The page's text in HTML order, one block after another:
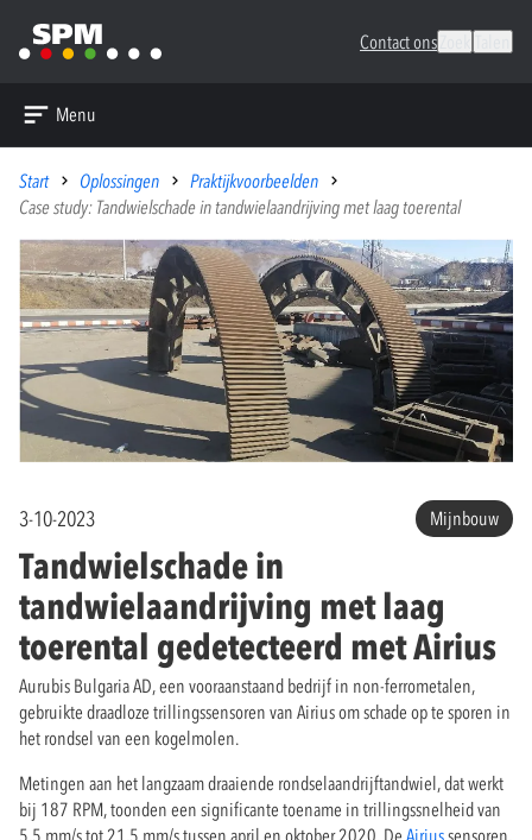
Contact ons
Menu
Start Oplossingen
Praktijkvoorbeelden
Case study: Tandwielschade in tandwielaandrijving met laag toerental
3-10-2023 Mijnbouw
Tandwielschade in
tandwielaandrijving met laag
toerental gedetecteerd met Airius
Aurubis Bulgaria AD, een vooraanstaand bedrijf in non-ferrometalen,
gebruikte draadloze trillingssensoren van Airius om schade op te sporen in
het rondsel van een kogelmolen.
Metingen aan het langzaam draaiende rondselaandrijftandwiel, dat werkt
bij 187 RPM, toonden een significante toename in trillingssnelheid van